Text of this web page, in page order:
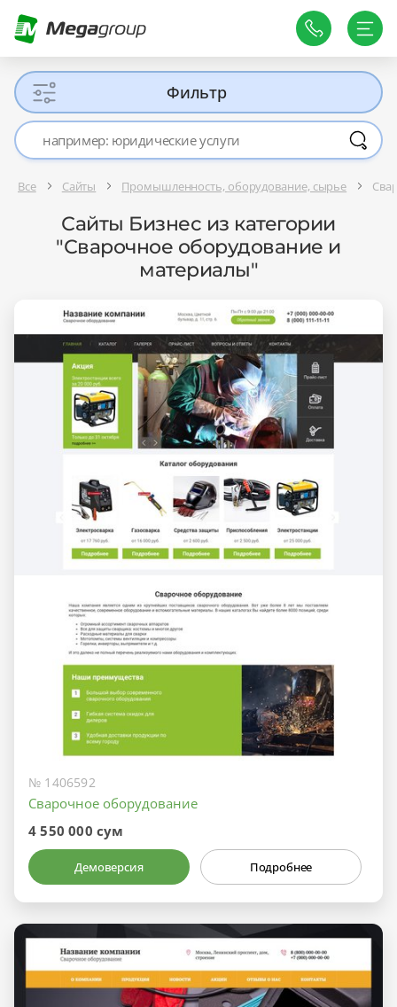
Фильтр
Все Сайты Промышленность, оборудование, сырье
Сайты Бизнес из категории
"Сварочное оборудование и
материалы"
№ 1406592
Сварочное оборудование
4 550 000 сум
Демоверсия Подробнее